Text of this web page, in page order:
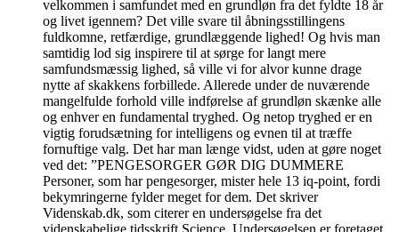
velkommen i samfundet med en grundløn fra det fyldte 18 år
og livet igennem? Det ville svare til åbningsstillingens
fuldkomne, retfærdige, grundlæggende lighed! Og hvis man
samtidig lod sig inspirere til at sørge for langt mere
samfundsmæssig lighed, så ville vi for alvor kunne drage
nytte af skakkens forbillede. Allerede under de nuværende
mangelfulde forhold ville indførelse af grundløn skænke alle
og enhver en fundamental tryghed. Og netop tryghed er en
vigtig forudsætning for intelligens og evnen til at træffe
fornuftige valg. Det har man længe vidst, uden at gøre noget
ved det: ”PENGESORGER GØR DIG DUMMERE
Personer, som har pengesorger, mister hele 13 iq-point, fordi
bekymringerne fylder meget for dem. Det skriver
Videnskab.dk, som citerer en undersøgelse fra det
videnskabelige tidsskrift Science. Undersøgelsen er foretaget